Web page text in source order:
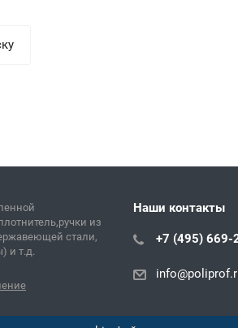
из
стали,
и т.д.
Наши контакты
+7 (495) 669-